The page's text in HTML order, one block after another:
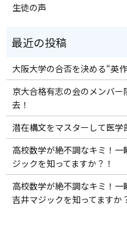
生徒の声
大阪大学の合否を決める“英
京大合格有志の会のメンバ
去！
潜在構文をマスターして医学
高校数学が絶不調なキミ！
ジックを知ってますか？！
高校数学が絶不調なキミ！
吉井マジックを知ってますか